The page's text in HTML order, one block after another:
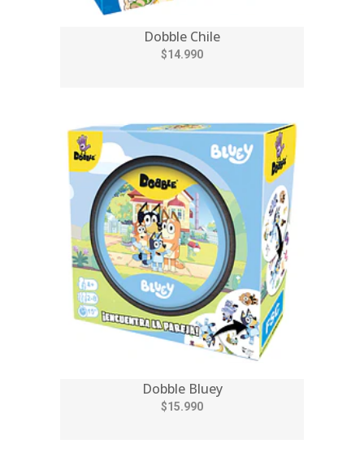
Dobble Chile
$14.990
Dobble Bluey
$15.990